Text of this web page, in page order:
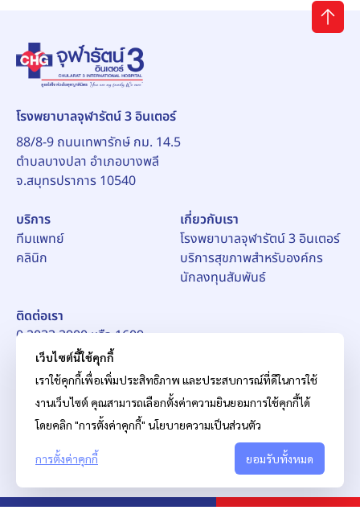
โรงพยาบาลจุฬารัตน์ 3 อินเตอร์
88/8-9 ถนนเทพารักษ์ กม. 14.5
ตำบลบางปลา อำเภอบางพลี
จ.สมุทรปราการ 10540
บริการ
ทีมแพทย์
คลินิก
เกี่ยวกับเรา
โรงพยาบาลจุฬารัตน์ 3 อินเตอร์
บริการสุขภาพสำหรับองค์กร
นักลงทุนสัมพันธ์
ติดต่อเรา
0 2033 2900 หรือ 1609
อีเมล์:pr_ch3@chularat.com
© สงวนลิขสิทธิ์ บริษัท โรงพยาบาลจุฬารัตน์ จำกัด (มหาชน)
เว็บไซต์นี้ใช้คุกกี้
เราใช้คุกกี้เพื่อเพิ่มประสิทธิภาพ และประสบการณ์ที่ดีในการใช้
งานเว็บไซต์ คุณสามารถเลือกตั้งค่าความยินยอมการใช้คุกกี้ได้
โดยคลิก "การตั้งค่าคุกกี้" นโยบายความเป็นส่วนตัว
การตั้งค่าคุกกี้ ยอมรับทั้งหมด